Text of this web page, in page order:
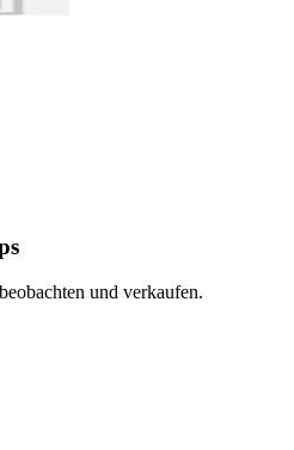
und verkaufen.